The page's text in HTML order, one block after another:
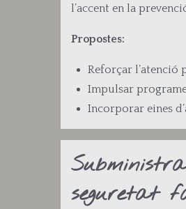
l’accent en la
Propostes:
Reforçar l’atenció
Impulsar
Incorporar eines
seguretat